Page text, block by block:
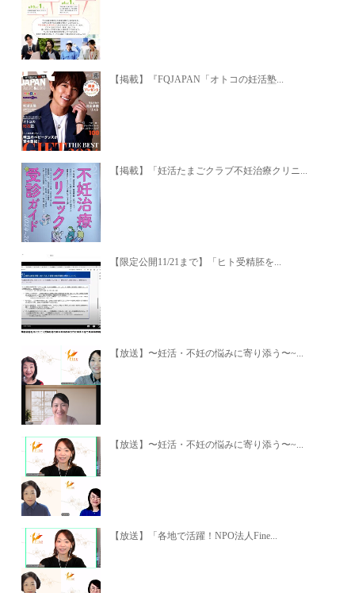
【掲載】『FQJAPAN「オトコの妊活塾...
【掲載】「妊活たまごクラブ不妊治療クリニ...
【限定公開11/21まで】「ヒト受精胚を...
【放送】〜妊活・不妊の悩みに寄り添う〜~...
【放送】〜妊活・不妊の悩みに寄り添う〜~...
【放送】「各地で活躍！NPO法人Fine...